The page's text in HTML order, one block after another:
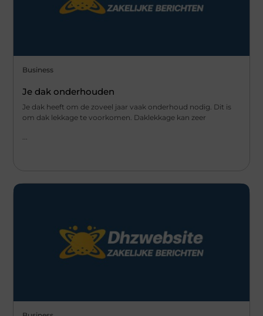
Business
Je dak onderhouden
Je dak heeft om de zoveel jaar vaak onderhoud nodig. Dit is
om dak lekkage te voorkomen. Daklekkage kan zeer